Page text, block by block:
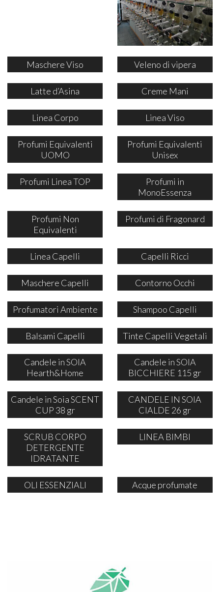
Maschere Viso Veleno di vipera
Latte d’Asina Creme Mani
Linea Corpo Linea Viso
Profumi Equivalenti
UOMO
Profumi Equivalenti
Unisex
Profumi Linea TOP
Profumi in
MonoEssenza
Profumi Non
Equivalenti
Profumi di Fragonard
Linea Capelli Capelli Ricci
Maschere Capelli Contorno Occhi
Profumatori Ambiente Shampoo Capelli
Balsami Capelli Tinte Capelli Vegetali
Candele in SOIA
Hearth&Home
Candele in SOIA
BICCHIERE 115 gr
Candele in Soia SCENT
CUP 38 gr
CANDELE IN SOIA
CIALDE 26 gr
SCRUB CORPO
DETERGENTE
IDRATANTE
LINEA BIMBI
OLI ESSENZIALI Acque profumate